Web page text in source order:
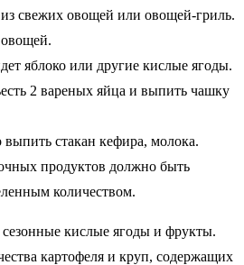
из свежих овощей или овощей-гриль.
яблоко или другие кислые ягоды.
2 вареных яйца и выпить чашку
стакан кефира, молока.
продуктов должно быть
количеством.
сезонные кислые ягоды и фрукты.
картофеля и круп, содержащих